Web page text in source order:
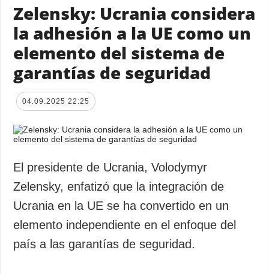
Zelensky: Ucrania considera
la adhesión a la UE como un
elemento del sistema de
garantías de seguridad
04.09.2025 22:25
El presidente de Ucrania, Volodymyr
Zelensky, enfatizó que la integración de
Ucrania en la UE se ha convertido en un
elemento independiente en el enfoque del
país a las garantías de seguridad.